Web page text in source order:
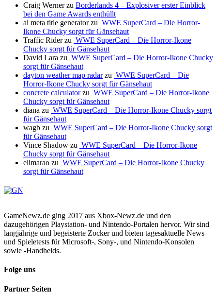
Craig Wernerzu Borderlands 4 – Explosiver erster Einblick
bei den Game Awards enthüllt
ai meta title generatorzu WWE SuperCard – Die Horror-
Ikone Chucky sorgt für Gänsehaut
Traffic Riderzu WWE SuperCard – Die Horror-Ikone
Chucky sorgt für Gänsehaut
David Lara zu WWE SuperCard – Die Horror-Ikone Chucky
sorgt für Gänsehaut
dayton weather map radarzu WWE SuperCard – Die
Horror-Ikone Chucky sorgt für Gänsehaut
concrete calculatorzu WWE SuperCard – Die Horror-Ikone
Chucky sorgt für Gänsehaut
diana zu WWE SuperCard – Die Horror-Ikone Chucky sorgt
für Gänsehaut
wagb zu WWE SuperCard – Die Horror-Ikone Chucky sorgt
für Gänsehaut
Vince Shadow zu WWE SuperCard – Die Horror-Ikone
Chucky sorgt für Gänsehaut
elimarao zu WWE SuperCard – Die Horror-Ikone Chucky
sorgt für Gänsehaut
GameNewz.de ging 2017 aus Xbox-Newz.de und den
dazugehörigen Playstation- und Nintendo-Portalen hervor. Wir sind
langjährige und begeisterte Zocker und bieten tagesaktuelle News
und Spieletests für Microsoft-, Sony-, und Nintendo-Konsolen
sowie -Handhelds.
Folge uns
Partner Seiten